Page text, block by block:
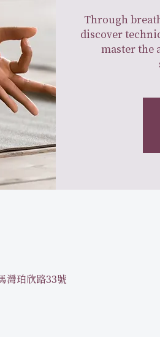
Through
discover
master the
灣珀欣路33號